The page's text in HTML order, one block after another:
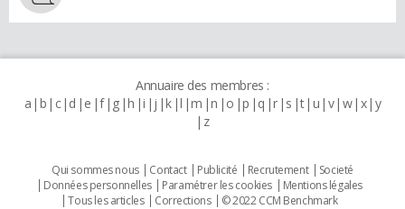
Annuaire des membres :
a b c d e f g h i j k l m n o p q r s t u v w x y
z
Qui sommes nous Contact Publicité Recrutement
Societé
Données personnelles
Paramétrer les cookies
Mentions légales
Tous les articles
Corrections © 2022 CCM Benchmark